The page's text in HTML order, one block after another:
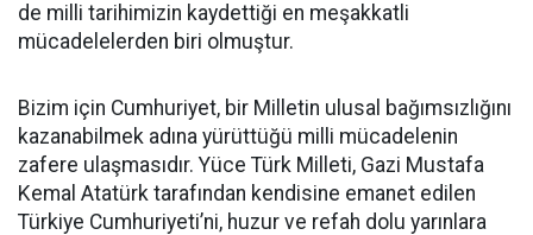
de milli tarihimizin kaydettiği en meşakkatli
mücadelelerden biri olmuştur.
Bizim için Cumhuriyet, bir Milletin ulusal bağımsızlığını
kazanabilmek adına yürüttüğü milli mücadelenin
zafere ulaşmasıdır. Yüce Türk Milleti, Gazi Mustafa
Kemal Atatürk tarafından kendisine emanet edilen
Türkiye Cumhuriyeti’ni, huzur ve refah dolu yarınlara